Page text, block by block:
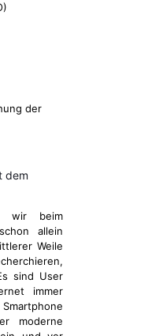
der
dem
wir beim
allein
Weile
sind User
immer
moderne